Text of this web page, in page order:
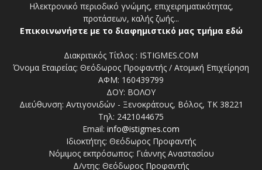
Ηλεκτρονικό περιοδικό γνώμης, επιχειρηματικότητας,
προτάσεων, καλής ζωής...
Επικοινωνήστε με το διαφημιστικό μας τμήμα εδώ
Διακριτικός Τίτλος : ISTIGMES.COM
Όνομα Εταιρείας: Θεόδωρος Προφαντής / Ατομική Επιχείρηση
ΑΦΜ: 160439799
ΔΟΥ: ΒΟΛΟΥ
Διεύθυνση: Αντιγονιδών - Ξενοκράτους, Βόλος, ΤΚ 38221
Τηλ: 2421044675
Email: info@istigmes.com
Ιδιοκτήτης: Θεόδωρος Προφαντής
Νόμιμος εκπρόσωπος: Γιάννης Αναστασίου
Δ/ντης: Θεόδωρος Προφαντής